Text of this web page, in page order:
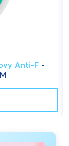
Anti-F -